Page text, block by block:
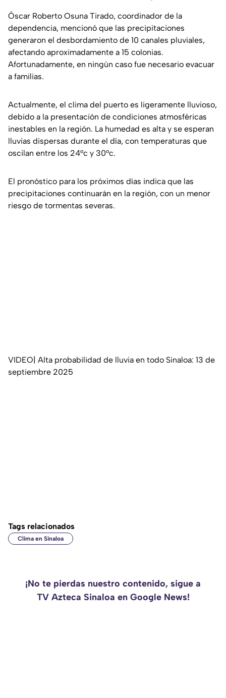
Óscar Roberto Osuna Tirado, coordinador de la
dependencia, mencionó que las precipitaciones
generaron el desbordamiento de 10 canales pluviales,
afectando aproximadamente a 15 colonias.
Afortunadamente, en ningún caso fue necesario evacuar
a familias.
Actualmente, el clima del puerto es ligeramente lluvioso,
debido a la presentación de condiciones atmosféricas
inestables en la región. La humedad es alta y se esperan
lluvias dispersas durante el día, con temperaturas que
oscilan entre los 24°c y 30°c.
El pronóstico para los próximos días indica que las
precipitaciones continuarán en la región, con un menor
riesgo de tormentas severas.
VIDEO| Alta probabilidad de lluvia en todo Sinaloa: 13 de
septiembre 2025
Tags relacionados
Clima en Sinaloa
¡No te pierdas nuestro contenido, sigue a
TV Azteca Sinaloa en Google News!